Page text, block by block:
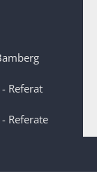
Referat
Referate